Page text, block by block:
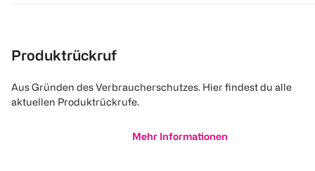
Produktrückruf
Aus Gründen des Verbraucherschutzes. Hier findest du alle
aktuellen Produktrückrufe.
Mehr Informationen